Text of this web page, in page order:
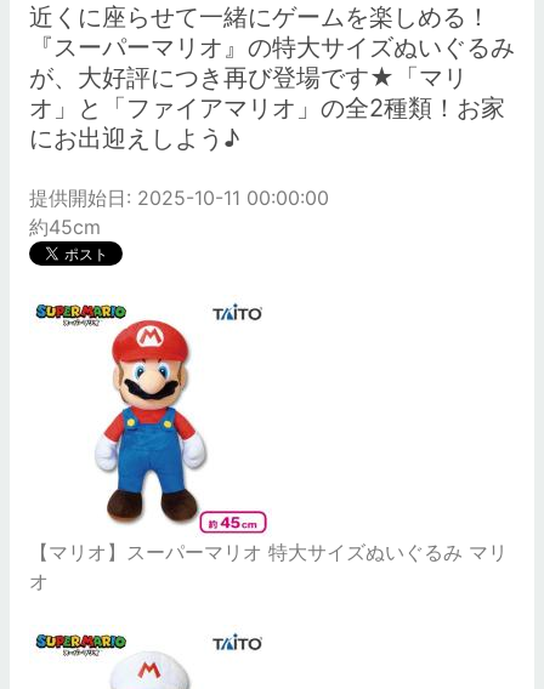
近くに座らせて一緒にゲームを楽しめる！
『スーパーマリオ』の特大サイズぬいぐるみ
が、大好評につき再び登場です★「マリ
オ」と「ファイアマリオ」の全2種類！お家
にお出迎えしよう♪
提供開始日: 2025-10-11 00:00:00
約45cm
【マリオ】スーパーマリオ 特大サイズぬいぐるみ マリ
オ